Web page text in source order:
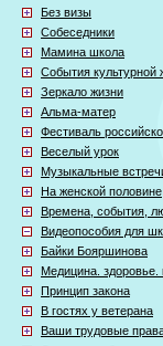
Без визы
Собеседники
Мамина школа
События культурной
Зеркало жизни
Альма-матер
Фестиваль
Веселый урок
Музыкальные
На женской половине
Времена, события,
Видеопособия для
Байки Бояршинова
Медицина. здоровье.
Принцип закона
В гостях у ветерана
Ваши трудовые